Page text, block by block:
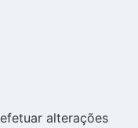
alterações